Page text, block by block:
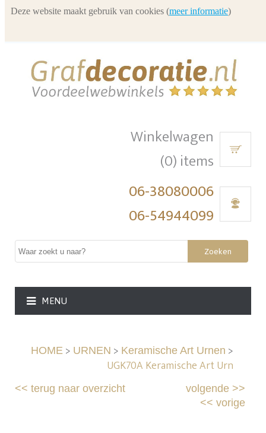
Winkelwagen
(0) items
06-38080006
06-54944099
Zoeken
MENU
HOME> URNEN > Keramische Art Urnen >
UGK70A Keramische Art Urn
<<terug naar overzicht volgende>>
<< vorige
Deze website maakt gebruik van cookies (meer informatie)